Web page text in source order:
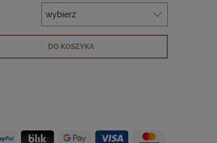
DO KOSZYKA